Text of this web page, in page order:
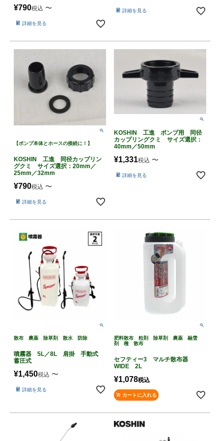
¥790税込 〜
詳細を見る
詳細を見る
【ポンプ本体とホースの接続に！】
KOSHIN 工進 同径カップリン
グクミ サイズ選択：20mm／
25mm／32mm
¥790税込 〜
詳細を見る
KOSHIN 工進 ポンプ用 同径
カップリングクミ サイズ選択：
40mm／50mm
¥1,331税込 〜
詳細を見る
散布 農薬 除草剤 散水 防除
噴霧器 5L／8L 肩掛 手動式
蓄圧式
¥1,450税込 〜
詳細を見る
肥料散布 粒剤 除草剤 農薬 融雪
剤 種 散布
セフティー3 マルチ散布器
WIDE 2L
¥1,078税込
カートに入れる